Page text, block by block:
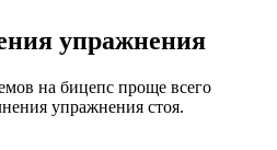
упражнения
на бицепс проще всего
упражнения стоя.